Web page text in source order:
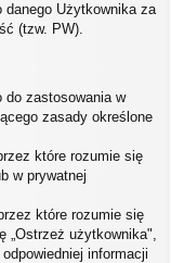
danego Użytkownika za
(tzw. PW).
do zastosowania w
zasady określone
które rozumie się
w prywatnej
które rozumie się
„Ostrzeż użytkownika",
informacji